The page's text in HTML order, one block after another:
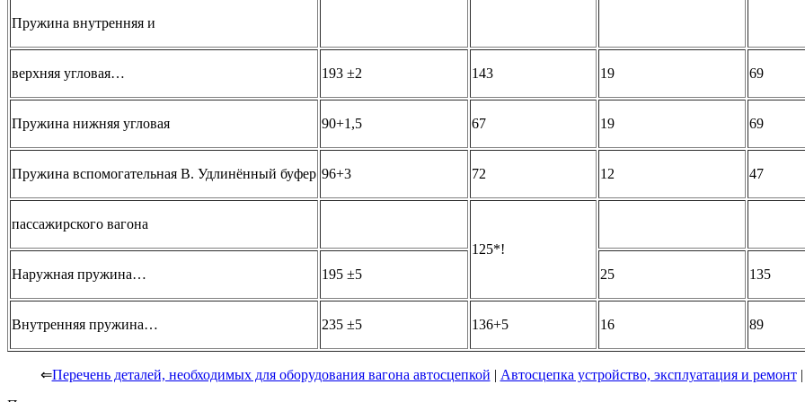
Пружина внутренняя и
верхняя угловая… 193 ±2 143 19 69
Пружина нижняя угловая 90+1,5 67 19 69
Пружина вспомогательная В. Удлинённый буфер 96+3 72 12 47
пассажирского вагона
125*!
Наружная пружина…
195 ±5 25 135
Внутренняя пружина… 235 ±5 136+5 16 89
⇐Перечень деталей, необходимых для оборудования вагона автосцепкой | Автосцепка устройство, эксплуатация и ремонт